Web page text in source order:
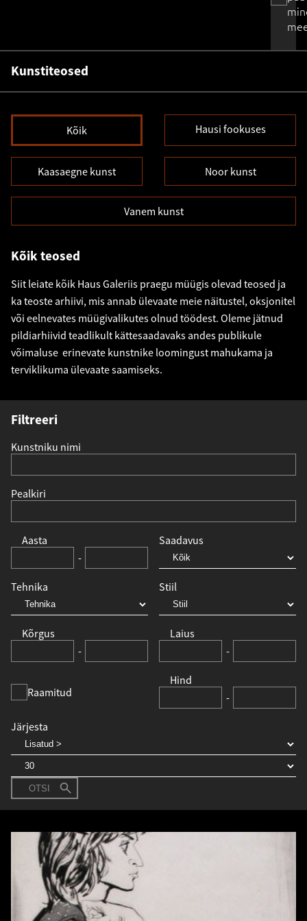
Kunstiteosed
Kõik Hausi fookuses
Kaasaegne kunst Noor kunst
Vanem kunst
Kõik teosed
Siit leiate kõik Haus Galeriis praegu müügis olevad teosed ja
ka teoste arhiivi, mis annab ülevaate meie näitustel, oksjonitel
või eelnevates müügivalikutes olnud töödest. Oleme jätnud
pildiarhiivid teadlikult kättesaadavaks andes publikule
võimaluse erinevate kunstnike loomingust mahukama ja
terviklikuma ülevaate saamiseks.
Filtreeri
Saadavus
Pealkiri
Kunstniku nimi
Kõrgus
-
Laius
-
Hind
-
Tehnika Stiil
Aasta
-
Raamitud
Järjesta
OTSI